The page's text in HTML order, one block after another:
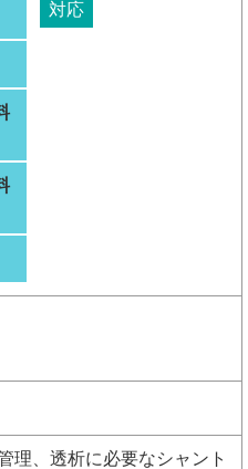
対応
理、透析に必要なシャント